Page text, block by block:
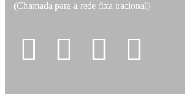
(Chamada para a rede fixa nacional)